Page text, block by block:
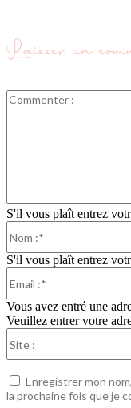
Laisser un
S'il vous plaît entrez
S'il vous plaît entrez
Vous avez entré une
Veuillez entrer votre
Enregistrer mon
la prochaine fois que je